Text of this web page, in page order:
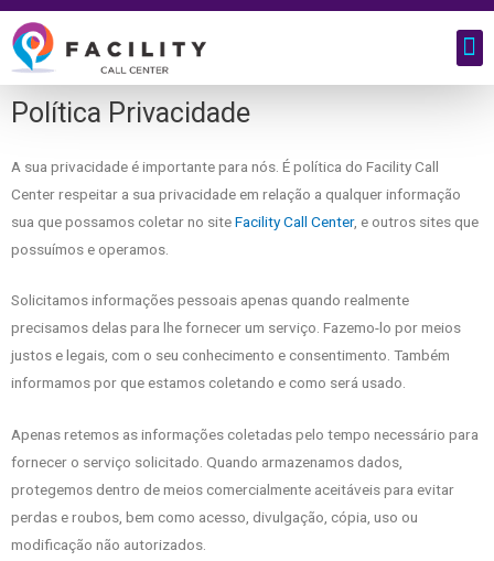
Política Privacidade
A sua privacidade é importante para nós. É política do Facility Call
Center respeitar a sua privacidade em relação a qualquer informação
sua que possamos coletar no siteFacility Call Center, e outros sites que
possuímos e operamos.
Solicitamos informações pessoais apenas quando realmente
precisamos delas para lhe fornecer um serviço. Fazemo-lo por meios
justos e legais, com o seu conhecimento e consentimento. Também
informamos por que estamos coletando e como será usado.
Apenas retemos as informações coletadas pelo tempo necessário para
fornecer o serviço solicitado. Quando armazenamos dados,
protegemos dentro de meios comercialmente aceitáveis ​​para evitar
perdas e roubos, bem como acesso, divulgação, cópia, uso ou
modificação não autorizados.